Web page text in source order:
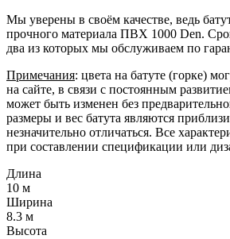
Мы уверены в своём качестве, ведь
прочного материала ПВХ 1000 Den.
два из которых мы обслуживаем по
Примечания: цвета на батуте (горке)
на сайте, в связи с постоянным
может быть изменен без
размеры и вес батута являются
незначительно отличаться. Все
при составлении спецификации или
Длина
10 м
Ширина
8.3 м
Высота